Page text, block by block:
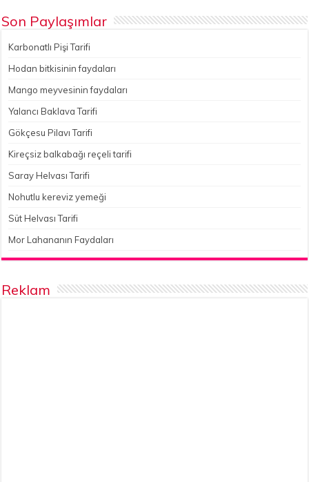
Son Paylaşımlar
Karbonatlı Pişi Tarifi
Hodan bitkisinin faydaları
Mango meyvesinin faydaları
Yalancı Baklava Tarifi
Gökçesu Pilavı Tarifi
Kireçsiz balkabağı reçeli tarifi
Saray Helvası Tarifi
Nohutlu kereviz yemeği
Süt Helvası Tarifi
Mor Lahananın Faydaları
Reklam